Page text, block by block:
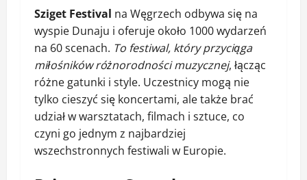
Sziget Festival na Węgrzech odbywa się na
wyspie Dunaju i oferuje około 1000 wydarzeń
na 60 scenach. To festiwal, który przyciąga
miłośników różnorodności muzycznej, łącząc
różne gatunki i style. Uczestnicy mogą nie
tylko cieszyć się koncertami, ale także brać
udział w warsztatach, filmach i sztuce, co
czyni go jednym z najbardziej
wszechstronnych festiwali w Europie.